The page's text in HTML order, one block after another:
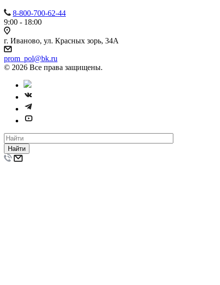
8-800-700-62-44
9:00 - 18:00
г. Иваново, ул. Красных зорь, 34А
prom_pol@bk.ru
© 2026 Все права защищены.
Найти